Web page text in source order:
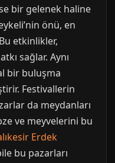
bir gelenek haline
önü, en
etkinlikler,
sağlar. Aynı
bir buluşma
Festivallerin
da meydanları
ve meyvelerini bu
Erdek
bu pazarları